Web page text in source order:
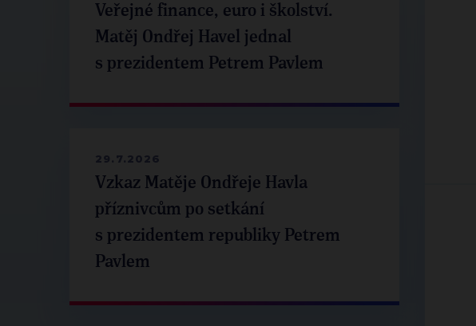
Veřejné finance, euro i školství.
Matěj Ondřej Havel jednal
s prezidentem Petrem Pavlem
29.7.2026
Vzkaz Matěje Ondřeje Havla
příznivcům po setkání
s prezidentem republiky Petrem
Pavlem